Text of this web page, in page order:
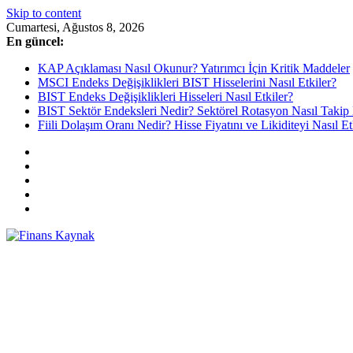
Skip to content
Cumartesi, Ağustos 8, 2026
En güncel:
KAP Açıklaması Nasıl Okunur? Yatırımcı İçin Kritik Maddeler
MSCI Endeks Değişiklikleri BIST Hisselerini Nasıl Etkiler?
BIST Endeks Değişiklikleri Hisseleri Nasıl Etkiler?
BIST Sektör Endeksleri Nedir? Sektörel Rotasyon Nasıl
Fiili Dolaşım Oranı Nedir? Hisse Fiyatını ve Likiditeyi Nasıl